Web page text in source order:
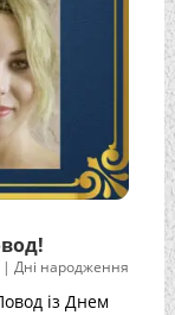
|Дні народження
із Днем